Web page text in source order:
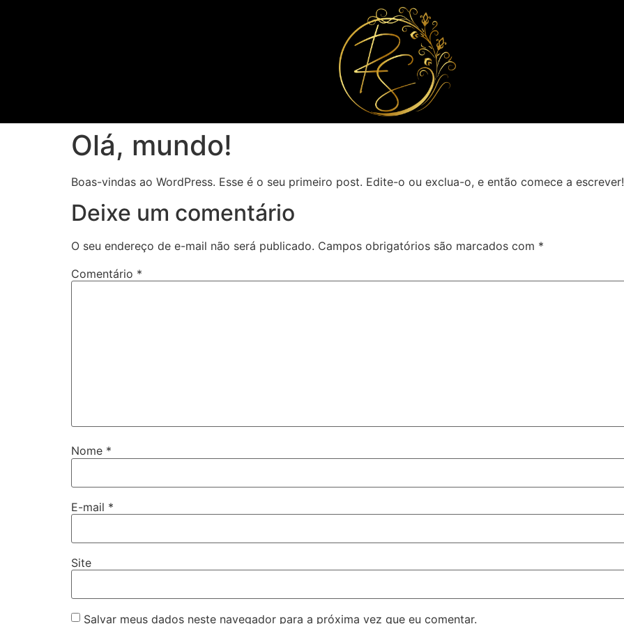
Olá, mundo!
Boas-vindas ao WordPress. Esse é o seu primeiro post. Edite-o ou exclua-o, e então comece a escrever!
Deixe um comentário
O seu endereço de e-mail não será publicado. Campos obrigatórios são marcados com *
Comentário *
Nome *
E-mail *
Site
Salvar meus dados neste navegador para a próxima vez que eu comentar.